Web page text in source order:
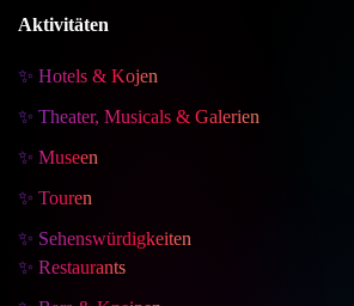
Aktivitäten
✨ Hotels & Kojen
✨ Theater, Musicals & Galerien
✨ Museen
✨ Touren
✨ Sehenswürdigkeiten
✨ Restaurants